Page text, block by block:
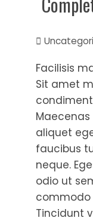
Facilisis
Sit amet
aliquet
faucibus
neque.
odio ut
commodo
Tincidunt